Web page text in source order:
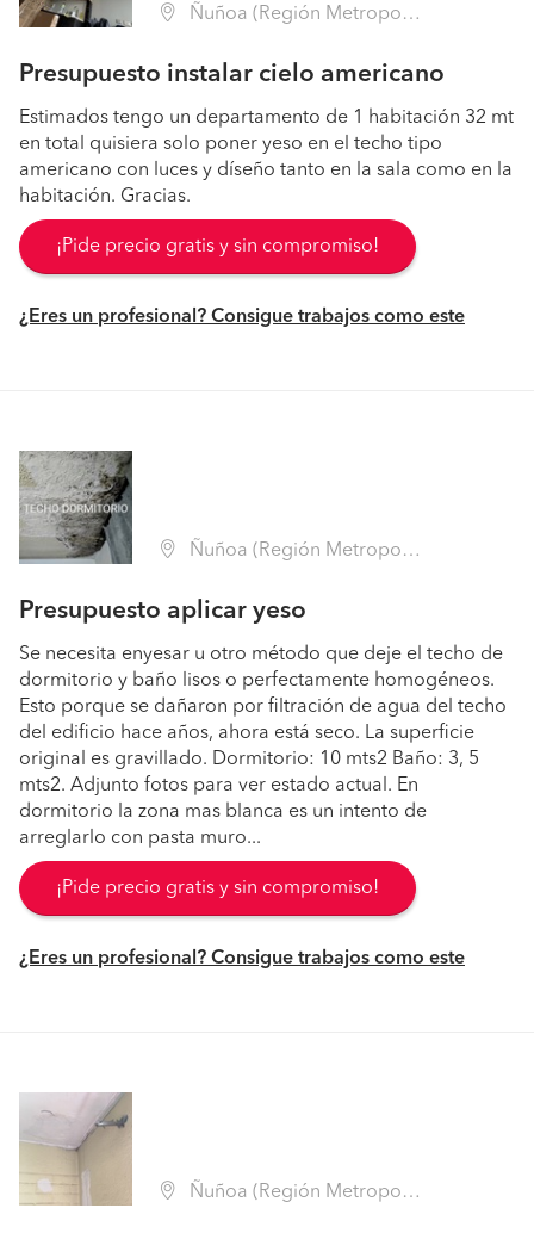
Ñuñoa (Región Metropolitana - Santiago)
Presupuesto instalar cielo americano
Estimados tengo un departamento de 1 habitación 32 mt
en total quisiera solo poner yeso en el techo tipo
americano con luces y díseño tanto en la sala como en la
habitación. Gracias.
¡Pide precio gratis y sin compromiso!
¿Eres un profesional? Consigue trabajos como este
Ñuñoa (Región Metropolitana - Santiago)
Presupuesto aplicar yeso
Se necesita enyesar u otro método que deje el techo de
dormitorio y baño lisos o perfectamente homogéneos.
Esto porque se dañaron por filtración de agua del techo
del edificio hace años, ahora está seco. La superficie
original es gravillado. Dormitorio: 10 mts2 Baño: 3, 5
mts2. Adjunto fotos para ver estado actual. En
dormitorio la zona mas blanca es un intento de
arreglarlo con pasta muro...
¡Pide precio gratis y sin compromiso!
¿Eres un profesional? Consigue trabajos como este
Ñuñoa (Región Metropolitana - Santiago)